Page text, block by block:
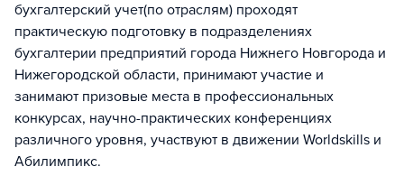
бухгалтерский учет(по отраслям) проходят
практическую подготовку в подразделениях
бухгалтерии предприятий города Нижнего Новгорода и
Нижегородской области, принимают участие и
занимают призовые места в профессиональных
конкурсах, научно-практических конференциях
различного уровня, участвуют в движении Worldskills и
Абилимпикс.